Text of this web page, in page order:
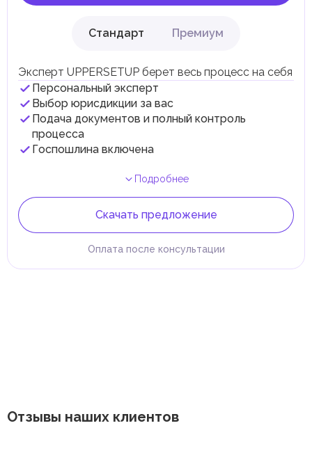
Стандарт Премиум
Эксперт UPPERSETUP берет весь процесс на себя
Персональный эксперт
Выбор юрисдикции за вас
Подача документов и полный контроль
процесса
Госпошлина включена
Подробнее
Скачать предложение
Оплата после консультации
Отзывы наших клиентов